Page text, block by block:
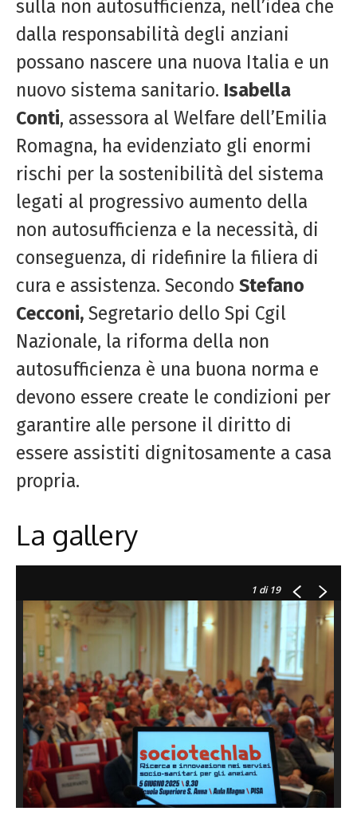
sulla non autosufficienza, nell’idea che
dalla responsabilità degli anziani
possano nascere una nuova Italia e un
nuovo sistema sanitario. Isabella
Conti, assessora al Welfare dell’Emilia
Romagna, ha evidenziato gli enormi
rischi per la sostenibilità del sistema
legati al progressivo aumento della
non autosufficienza e la necessità, di
conseguenza, di ridefinire la filiera di
cura e assistenza. Secondo Stefano
Cecconi, Segretario dello Spi Cgil
Nazionale, la riforma della non
autosufficienza è una buona norma e
devono essere create le condizioni per
garantire alle persone il diritto di
essere assistiti dignitosamente a casa
propria.
La gallery
1 di 19